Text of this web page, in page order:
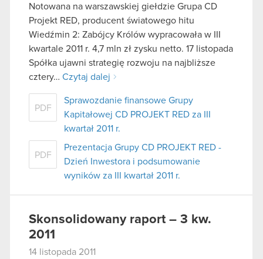
Notowana na warszawskiej giełdzie Grupa CD
Projekt RED, producent światowego hitu
Wiedźmin 2: Zabójcy Królów wypracowała w III
kwartale 2011 r. 4,7 mln zł zysku netto. 17 listopada
Spółka ujawni strategię rozwoju na najbliższe
cztery… Czytaj dalej
PDF
Sprawozdanie finansowe Grupy
Kapitałowej CD PROJEKT RED za III
kwartał 2011 r.
PDF
Prezentacja Grupy CD PROJEKT RED -
Dzień Inwestora i podsumowanie
wyników za III kwartał 2011 r.
Skonsolidowany raport – 3 kw.
2011
14 listopada 2011